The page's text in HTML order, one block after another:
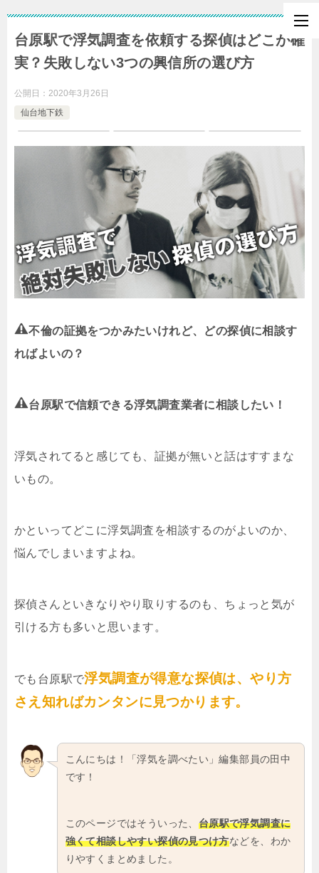
台原駅で浮気調査を依頼する探偵はどこが確
実？失敗しない3つの興信所の選び方
公開日： 2020年3月26日
仙台地下鉄
不倫の証拠をつかみたいけれど、どの探偵に相談す
ればよいの？
台原駅で信頼できる浮気調査業者に相談したい！
浮気されてると感じても、証拠が無いと話はすすまな
いもの。
かといってどこに浮気調査を相談するのがよいのか、
悩んでしまいますよね。
探偵さんといきなりやり取りするのも、ちょっと気が
引ける方も多いと思います。
でも台原駅で浮気調査が得意な探偵は、やり方
さえ知ればカンタンに見つかります。
こんにちは！「浮気を調べたい」編集部員の田中
です！
このページではそういった、 台原駅で浮気調査に
強くて相談しやすい探偵の見つけ方などを、わか
りやすくまとめました。